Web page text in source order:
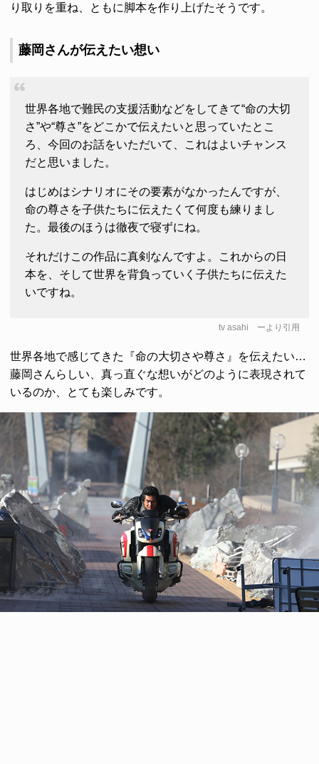
り取りを重ね、ともに脚本を作り上げたそうです。
藤岡さんが伝えたい想い
世界各地で難民の支援活動などをしてきて“命の大切
さ”や“尊さ”をどこかで伝えたいと思っていたとこ
ろ、今回のお話をいただいて、これはよいチャンス
だと思いました。
はじめはシナリオにその要素がなかったんですが、
命の尊さを子供たちに伝えたくて何度も練りまし
た。最後のほうは徹夜で寝ずにね。
それだけこの作品に真剣なんですよ。これからの日
本を、そして世界を背負っていく子供たちに伝えた
いですね。
tv asahi ーより引用
世界各地で感じてきた『命の大切さや尊さ』を伝えたい…
藤岡さんらしい、真っ直ぐな想いがどのように表現されて
いるのか、とても楽しみです。